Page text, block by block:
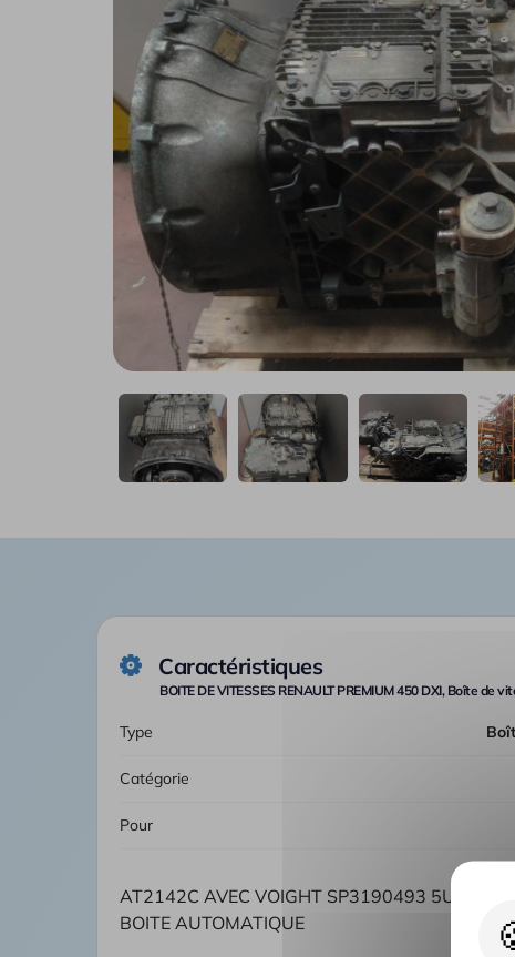
Remorque Utilitaire
Caractéristiques
BOITE DE VITESSES RENAULT PREMIUM 450 DXI, Boîte de
Type
Catégorie
Pour
AT2142C AVEC VOIGHT SP3190493
BOITE AUTOMATIQUE